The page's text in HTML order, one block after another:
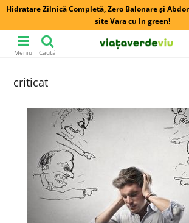
Hidratare Zilnică Completă, Zero Balonare și
site Vara cu In green!
Meniu Caută
criticat